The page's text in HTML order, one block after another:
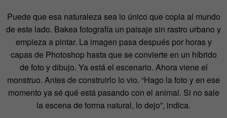
Puede que esa naturaleza sea lo único que copia al mundo
de este lado. Bakea fotografía un paisaje sin rastro urbano y
empieza a pintar. La imagen pasa después por horas y
capas de Photoshop hasta que se convierte en un híbrido
de foto y dibujo. Ya está el escenario. Ahora viene el
monstruo. Antes de construirlo lo vio. “Hago la foto y en ese
momento ya sé qué está pasando con el animal. Si no sale
la escena de forma natural, lo dejo”, indica.